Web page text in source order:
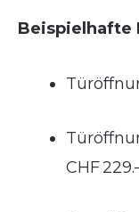
Beispielhafte
CHF